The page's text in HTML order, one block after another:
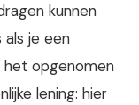
kunnen
je een
opgenomen
lening: hier